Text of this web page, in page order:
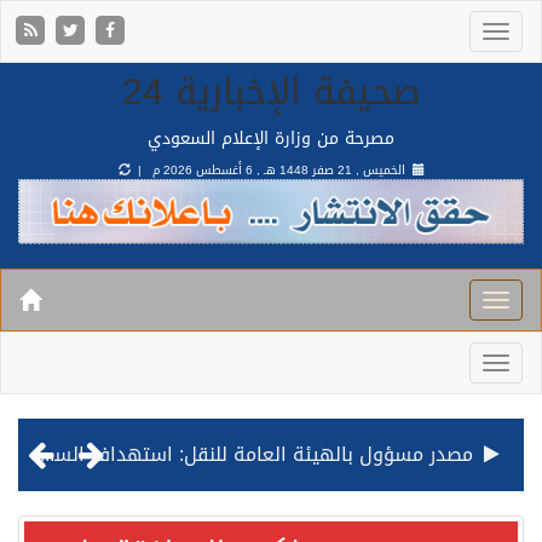
صحيفة الإخبارية 24
مصرحة من وزارة الإعلام السعودي
الخميس , 21 صفر 1448 هـ , 6 أغسطس 2026 م |
مصدر مسؤول بالهيئة العامة للنقل: استهداف السفينة السعودية NCC MASA خلال إبحارها في البحر الأحمر نتج عنه إصابة طفيفة في بدنها
صدور مرسوم ملكي بالموافقة على نظام التعليم العام